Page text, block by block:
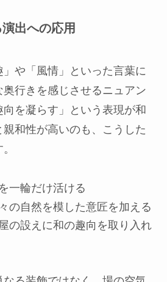
出への応用
や「風情」といった言葉に
行きを感じさせるニュアン
向を凝らす」という表現が和
和性が高いのも、こうした
一輪だけ活ける
の自然を模した意匠を加える
の設えに和の趣向を取り入れ